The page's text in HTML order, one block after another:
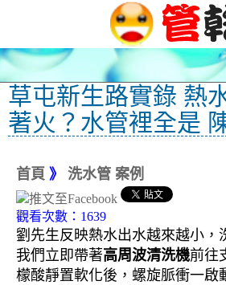
草屯新生路實錄 熱
著火？水管裡全是
首頁 》 洗水管 案例
觀看次數：1639
劉先生反映熱水出水越來越小，
我們立即帶著高周波清洗機前往
檬酸靜置軟化後，螺旋脈衝一啟